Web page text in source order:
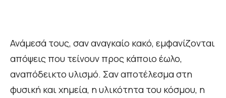
Ανάμεσά τους, σαν αναγκαίο κακό, εμφανίζονται
απόψεις που τείνουν προς κάποιο έωλο,
αναπόδεικτο υλισμό. Σαν αποτέλεσμα στη
φυσική και χημεία, η υλικότητα του κόσμου, η